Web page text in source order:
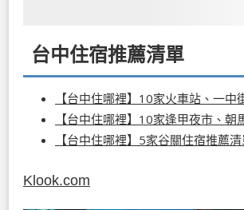
台中住宿推薦清單
【台中住哪裡】10家火車站、一中
【台中住哪裡】10家逢甲夜市、朝
【台中住哪裡】5家谷關住宿推薦
Klook.com